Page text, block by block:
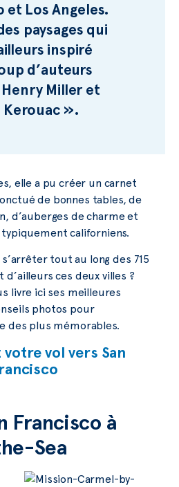
et Los Angeles.
paysages qui
inspiré
d’auteurs
Miller et
Kerouac ».
elle a pu créer un carnet
de bonnes tables, de
d’auberges de charme et
californiens.
tout au long des 715
ces deux villes ?
livre ici ses meilleures
photos pour
des plus mémorables.
vol vers San
Francisco à
Sea